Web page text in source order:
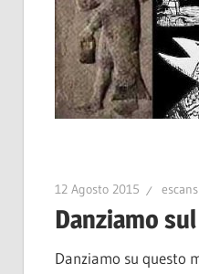
12 Agosto 2015
Danziamo
Danziamo su questo